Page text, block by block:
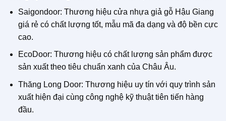
Saigondoor: Thương hiệu cửa nhựa giả gỗ Hậu Giang
giá rẻ có chất lượng tốt, mẫu mã đa dạng và độ bền cực
cao.
EcoDoor: Thương hiệu có chất lượng sản phẩm được
sản xuất theo tiêu chuẩn xanh của Châu Âu.
Thăng Long Door: Thương hiệu uy tín với quy trình sản
xuất hiện đại cùng công nghệ kỹ thuật tiên tiến hàng
đầu.